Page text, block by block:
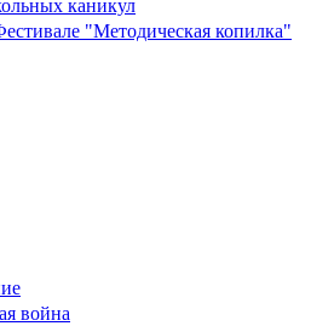
каникул
"Методическая копилка"
война